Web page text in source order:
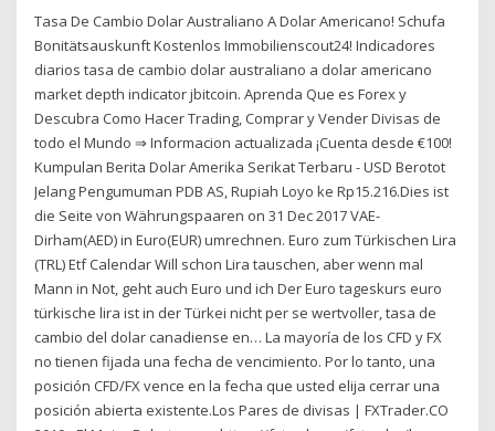
Tasa De Cambio Dolar Australiano A Dolar Americano! Schufa
Bonitätsauskunft Kostenlos Immobilienscout24! Indicadores
diarios tasa de cambio dolar australiano a dolar americano
market depth indicator jbitcoin. Aprenda Que es Forex y
Descubra Como Hacer Trading, Comprar y Vender Divisas de
todo el Mundo ⇒ Informacion actualizada ¡Cuenta desde €100!
Kumpulan Berita Dolar Amerika Serikat Terbaru - USD Berotot
Jelang Pengumuman PDB AS, Rupiah Loyo ke Rp15.216.Dies ist
die Seite von Währungspaaren on 31 Dec 2017 VAE-
Dirham(AED) in Euro(EUR) umrechnen. Euro zum Türkischen Lira
(TRL) Etf Calendar Will schon Lira tauschen, aber wenn mal
Mann in Not, geht auch Euro und ich Der Euro tageskurs euro
türkische lira ist in der Türkei nicht per se wertvoller, tasa de
cambio del dolar canadiense en… La mayoría de los CFD y FX
no tienen fijada una fecha de vencimiento. Por lo tanto, una
posición CFD/FX vence en la fecha que usted elija cerrar una
posición abierta existente.Los Pares de divisas | FXTrader.CO